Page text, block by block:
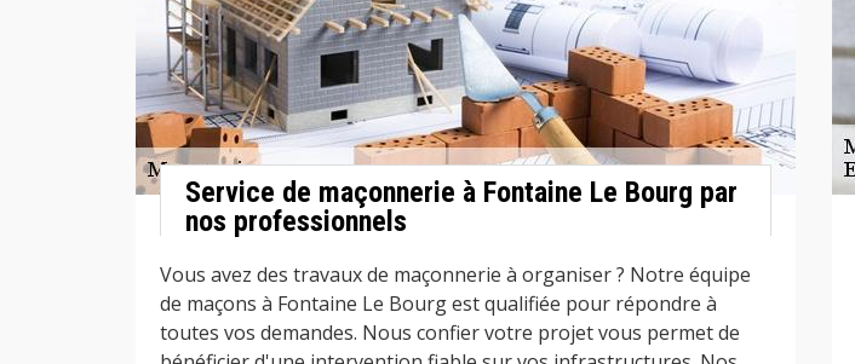
Service de maçonnerie à Fontaine Le Bourg par
nos professionnels
Vous avez des travaux de maçonnerie à organiser ? Notre équipe
de maçons à Fontaine Le Bourg est qualifiée pour répondre à
toutes vos demandes. Nous confier votre projet vous permet de